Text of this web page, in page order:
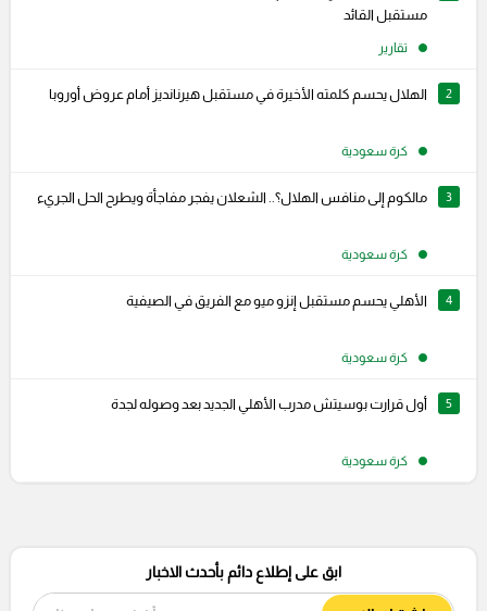
مستقبل القائد
تقارير
2 الهلال يحسم كلمته الأخيرة في مستقبل هيرنانديز أمام عروض أوروبا
كرة سعودية
3 مالكوم إلى منافس الهلال؟.. الشعلان يفجر مفاجأة ويطرح الحل الجريء
كرة سعودية
4 الأهلي يحسم مستقبل إنزو ميو مع الفريق في الصيفية
كرة سعودية
5 أول قرارت بوسيتش مدرب الأهلي الجديد بعد وصوله لجدة
كرة سعودية
ابق على إطلاع دائم بأحدث الاخبار